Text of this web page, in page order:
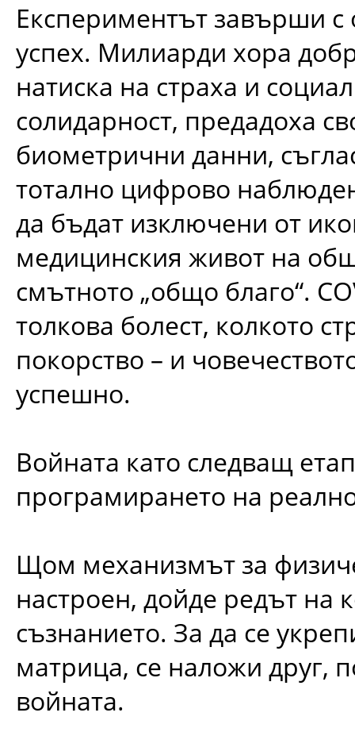
Експериментът завърши с
успех. Милиарди хора
натиска на страха и
солидарност, предадоха
биометрични данни,
тотално цифрово
да бъдат изключени от
медицинския живот на
смътното „общо благо“.
толкова болест, колкото
покорство – и
успешно.
Войната като следващ
програмирането на
Щом механизмът за
настроен, дойде редът на
съзнанието. За да се
матрица, се наложи друг,
войната.